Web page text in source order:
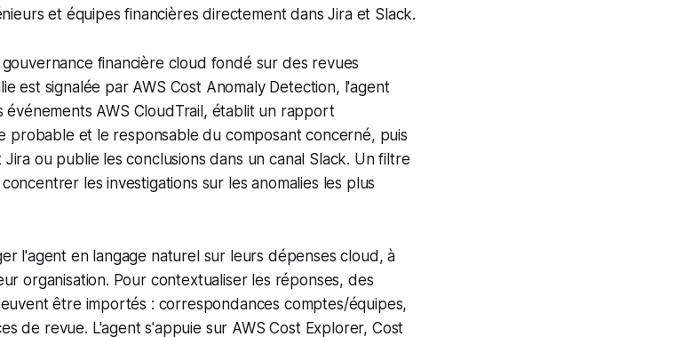
et équipes financières directement dans Jira et Slack.
financière cloud fondé sur des revues
est signalée par AWS Cost Anomaly Detection, l'agent
AWS CloudTrail, établit un rapport
probable et le responsable du composant concerné, puis
ou publie les conclusions dans un canal Slack. Un filtre
les investigations sur les anomalies les plus
l'agent en langage naturel sur leurs dépenses cloud, à
organisation. Pour contextualiser les réponses, des
être importés : correspondances comptes/équipes,
de revue. L'agent s'appuie sur AWS Cost Explorer, Cost